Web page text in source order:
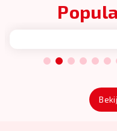
1 2 3 4 5 6